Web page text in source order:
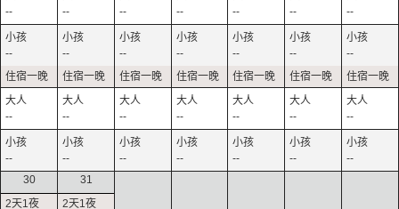
--
--
--
--
--
--
--
--
--
--
--
--
--
--
--
--
--
--
--
--
--
--
--
--
--
--
--
--
30
31